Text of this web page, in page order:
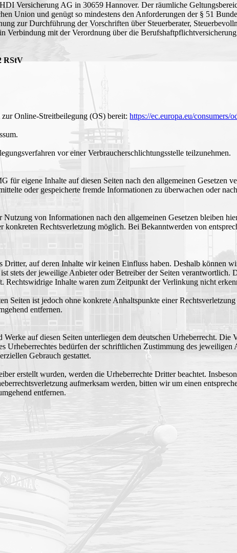
Versicherung AG in 30659 Hannover. Der räumliche
Union und genügt so mindestens den Anforderungen der § 51
zur Durchführung der Vorschriften über Steuerberater,
mit der Verordnung über die
RStV
Online-Streitbeilegung (OS) bereit:https://ec.europa.eu/consumers/
vor einer Verbraucherschlichtungsstelle teilzunehmen.
für eigene Inhalte auf diesen Seiten nach den allgemeinen
oder gespeicherte fremde Informationen zu überwachen oder
von Informationen nach den allgemeinen Gesetzen bleiben
konkreten Rechtsverletzung möglich. Bei Bekanntwerden von
Dritter, auf deren Inhalte wir keinen Einfluss haben. Deshalb können
stets der jeweilige Anbieter oder Betreiber der Seiten
Rechtswidrige Inhalte waren zum Zeitpunkt der Verlinkung nicht
Seiten ist jedoch ohne konkrete Anhaltspunkte einer
entfernen.
auf diesen Seiten unterliegen dem deutschen Urheberrecht.
Urheberrechtes bedürfen der schriftlichen Zustimmung des
Gebrauch gestattet.
erstellt wurden, werden die Urheberrechte Dritter beachtet.
aufmerksam werden, bitten wir um einen
entfernen.